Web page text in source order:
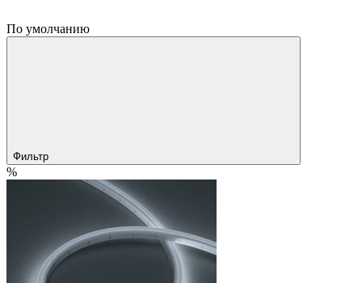
По умолчанию
Фильтр
%